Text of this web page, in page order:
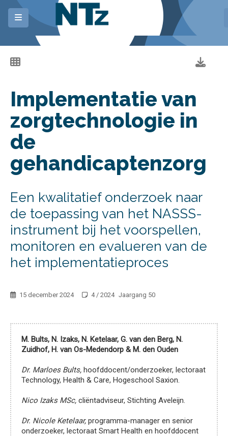
Implementatie van
zorgtechnologie in
de
gehandicaptenzorg
Een kwalitatief onderzoek naar
de toepassing van het NASSS-
instrument bij het voorspellen,
monitoren en evalueren van de
het implementatieproces
15 december 2024 4 / 2024 Jaargang 50
M. Bults, N. Izaks, N. Ketelaar, G. van den Berg, N.
Zuidhof, H. van Os-Medendorp & M. den Ouden
Dr. Marloes Bults, hoofddocent/onderzoeker, lectoraat
Technology, Health & Care, Hogeschool Saxion.
Nico Izaks MSc, cliëntadviseur, Stichting Aveleijn.
Dr. Nicole Ketelaar, programma-manager en senior
onderzoeker, lectoraat Smart Health en hoofddocent
artikelen
Redactioneel
Artikelen
Document
Recensies
Reflectie
Agenda
Praktijkonderzoek
Opinie
Feitenoverzicht
Proefschrift
Berichten
Thema
Inhoud
Proefschrift
Praktijk
Meer
NTz
met
Uitgeverij
Van